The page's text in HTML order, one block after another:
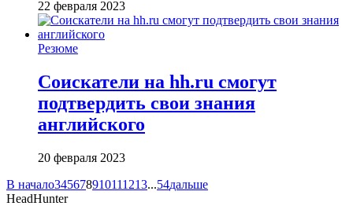
22 февраля 2023
Резюме
Соискатели на hh.ru смогут
подтвердить свои знания
английского
20 февраля 2023
В начало345678910111213...54дальше
HeadHunter